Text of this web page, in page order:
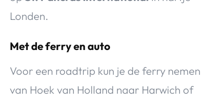
Londen.
Met de ferry en auto
Voor een roadtrip kun je de ferry nemen
van Hoek van Holland naar Harwich of